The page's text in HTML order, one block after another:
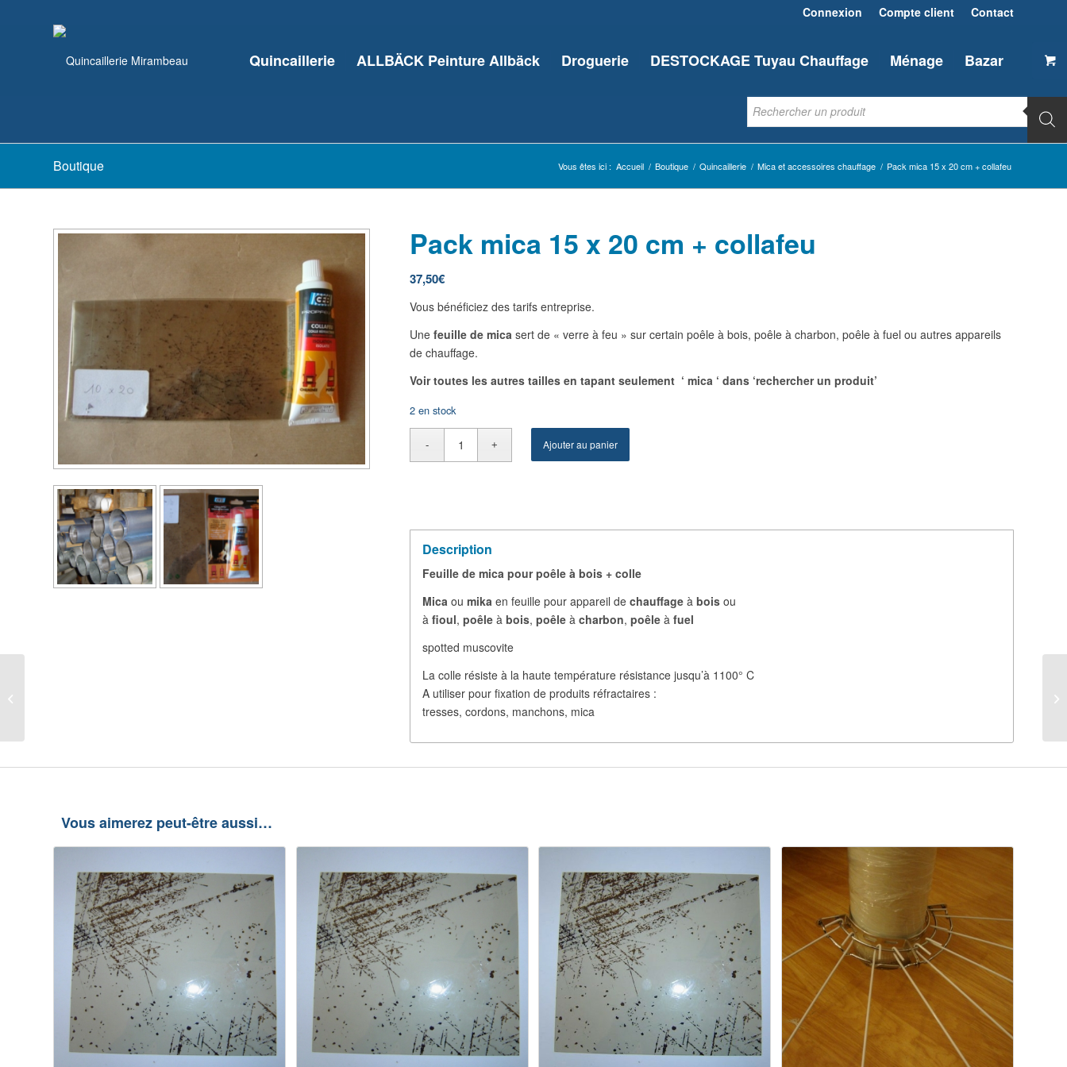
Connexion Compte client Contact
Quincaillerie ALLBÄCK Peinture Allbäck Droguerie DESTOCKAGE Tuyau Chauffage Ménage Bazar
Boutique Vous êtes ici : Accueil / Boutique / Quincaillerie / Mica et accessoires chauffage / Pack mica 15 x 20 cm + collafeu
Pack mica 15 x 20 cm + collafeu
37,50€
Vous bénéficiez des tarifs entreprise.
Unefeuille de mica sert de « verre à feu » sur certain poêle à bois, poêle à charbon, poêle à fuel ou autres appareils
de chauffage.
Voir toutes les autres tailles en tapant seulement ‘ mica ‘ dans ‘rechercher un produit’
2 en stock
Ajouter au panier
Description
Feuille de mica pour poêle à bois + colle
Mica oumika en feuille pour appareil de chauffage àbois ou
àfioul,poêle à bois,poêle àcharbon,poêle àfuel
spotted muscovite
La colle résiste à la haute température résistance jusqu’à 1100° C
A utiliser pour fixation de produits réfractaires :
tresses, cordons, manchons, mica
Vous aimerez peut-être aussi…